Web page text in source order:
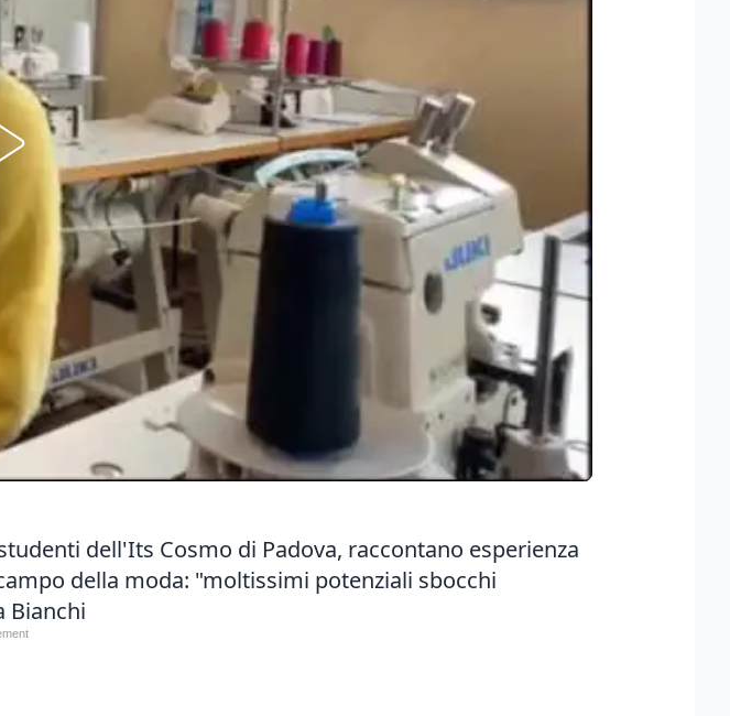
dell'Its Cosmo di Padova, raccontano esperienza
della moda: "moltissimi potenziali sbocchi
Bianchi